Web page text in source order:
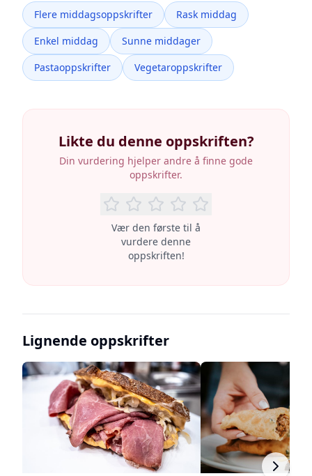
Flere middagsoppskrifter
Rask middag
Enkel middag
Sunne middager
Pastaoppskrifter
Vegetaroppskrifter
Likte du denne oppskriften?
Din vurdering hjelper andre å finne gode
oppskrifter.
Vær den første til å
vurdere denne
oppskriften!
Lignende oppskrifter